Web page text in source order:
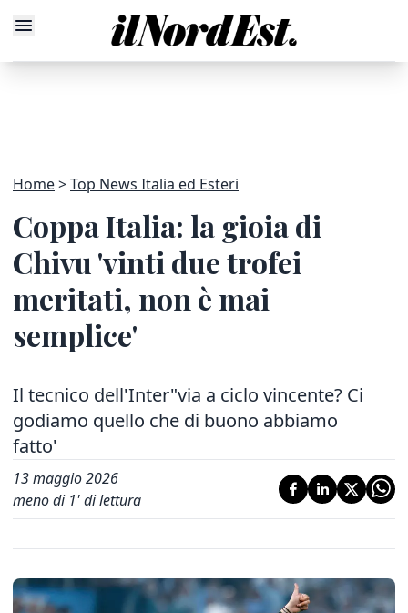
Home Top News Italia ed Esteri
Coppa Italia: la gioia di
Chivu 'vinti due trofei
meritati, non è mai
semplice'
Il tecnico dell'Inter"via a ciclo vincente? Ci
godiamo quello che di buono abbiamo
fatto'
13 maggio 2026
meno di 1' di lettura